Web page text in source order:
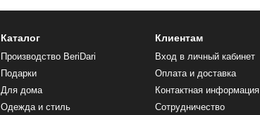
Каталог
Производство BeriDari
Подарки
Для дома
Одежда и стиль
Клиентам
Вход в личный кабинет
Оплата и доставка
Контактная информация
Сотрудничество